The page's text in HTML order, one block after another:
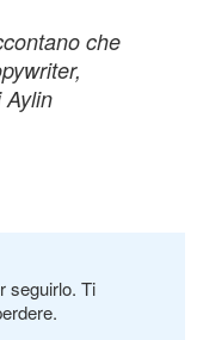
che
Aylin
seguirlo. Ti